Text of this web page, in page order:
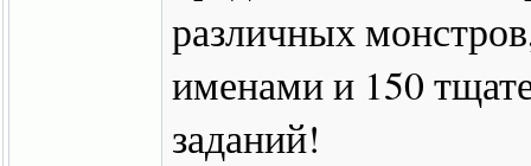
различных
именами и 150
заданий!